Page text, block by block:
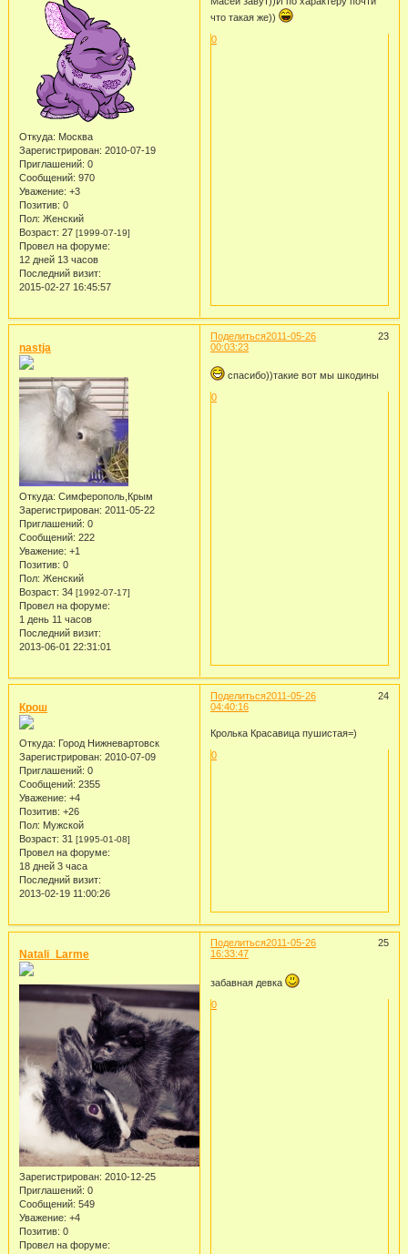
Откуда: Москва
Зарегистрирован: 2010-07-19
Приглашений: 0
Сообщений: 970
Уважение: +3
Позитив: 0
Пол: Женский
Возраст: 27 [1999-07-19]
Провел на форуме:
12 дней 13 часов
Последний визит:
2015-02-27 16:45:57
что такая же))
0
Поделиться 23
2011-05-26
00:03:23
nastja
Откуда: Симферополь,Крым
Зарегистрирован: 2011-05-22
Приглашений: 0
Сообщений: 222
Уважение: +1
Позитив: 0
Пол: Женский
Возраст: 34 [1992-07-17]
Провел на форуме:
1 день 11 часов
Последний визит:
2013-06-01 22:31:01
спасибо))такие вот мы шкодины
0
Поделиться 24
2011-05-26
04:40:16
Крош
Откуда: Город Нижневартовск
Зарегистрирован: 2010-07-09
Приглашений: 0
Сообщений: 2355
Уважение: +4
Позитив: +26
Пол: Мужской
Возраст: 31 [1995-01-08]
Провел на форуме:
18 дней 3 часа
Последний визит:
2013-02-19 11:00:26
Кролька Красавица пушистая=)
0
Поделиться 25
2011-05-26
16:33:47
Natali_Larme
Зарегистрирован: 2010-12-25
Приглашений: 0
Сообщений: 549
Уважение: +4
Позитив: 0
Провел на форуме:
забавная девка
0